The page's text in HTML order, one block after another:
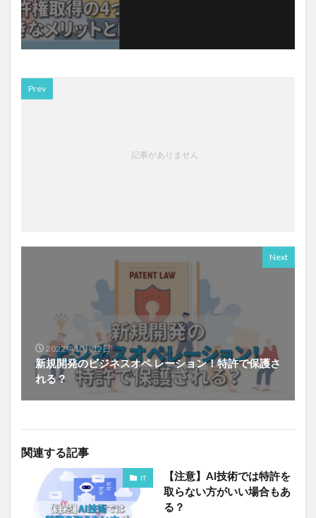
Prev
記事がありません
Next
2022年10月12日
新規開発のビジネスオペ レーション！特許で保護さ
れる？
関連する記事
IT
【注意】AI技術では特許を
取らない方がいい場合もあ
る？